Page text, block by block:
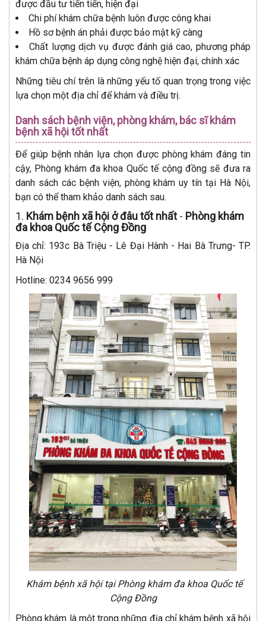
được đầu tư tiến tiến, hiện đại
Chi phí khám chữa bệnh luôn được công khai
Hồ sơ bệnh án phải được bảo mật kỹ càng
Chất lượng dịch vụ được đánh giá cao, phương pháp
khám chữa bệnh áp dụng công nghệ hiện đại, chính xác
Những tiêu chí trên là những yếu tố quan trọng trong việc
lựa chọn một địa chỉ để khám và điều trị.
Danh sách bệnh viện, phòng khám, bác sĩ khám
bệnh xã hội tốt nhất
Để giúp bệnh nhân lựa chọn được phòng khám đáng tin
cậy, Phòng khám đa khoa Quốc tế cộng đồng sẽ đưa ra
danh sách các bệnh viện, phòng khám uy tín tại Hà Nội,
bạn có thể tham khảo danh sách sau.
1. Khám bệnh xã hội ở đâu tốt nhất- Phòng khám
đa khoa Quốc tế Cộng Đồng
Địa chỉ: 193c Bà Triệu - Lê Đại Hành - Hai Bà Trưng- TP.
Hà Nội
Hotline: 0234 9656 999
Khám bệnh xã hội tại Phòng khám đa khoa Quốc tế
Cộng Đồng
Phòng khám là một trong những địa chỉ khám bệnh xã hội